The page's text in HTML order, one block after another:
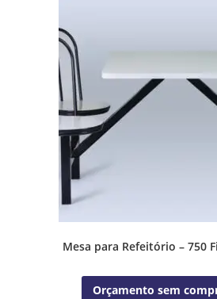
Mesa para Refeitório – 750
Orçamento sem